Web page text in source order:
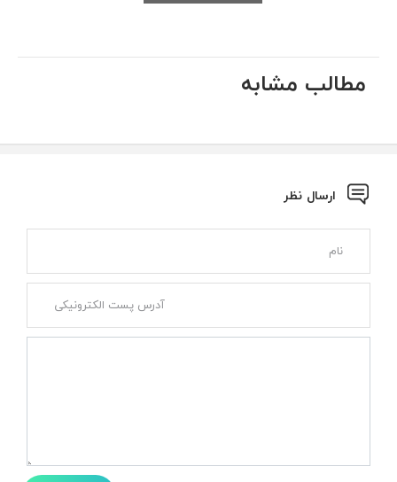
مطالب مشابه
ارسال نظر